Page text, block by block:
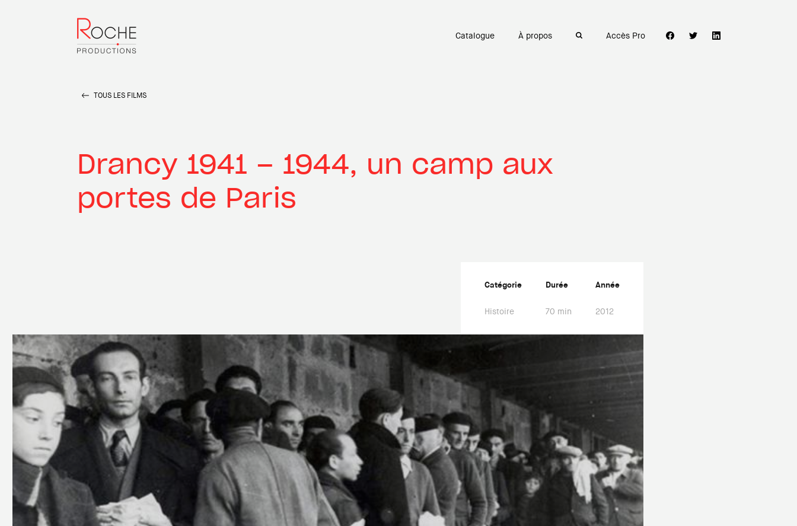
Catalogue À propos Accès Pro
TOUS LES FILMS
Drancy 1941 – 1944, un camp aux
portes de Paris
Catégorie
Histoire
Durée
70 min
Année
2012